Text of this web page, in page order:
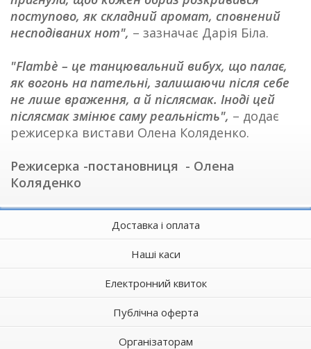
поступово, як складний аромат, сповнений
несподіваних нот", – зазначає Дарія Біла.
"Flambè – це танцювальний вибух, що палає,
як вогонь на пательні, залишаючи після себе
не лише враження, а й післясмак. Іноді цей
післясмак змінює саму реальність", – додає
режисерка вистави Олена Коляденко.
Режисерка -постановниця - Олена
Коляденко
Доставка і оплата
Наші каси
Електронний квиток
Публічна оферта
Організаторам